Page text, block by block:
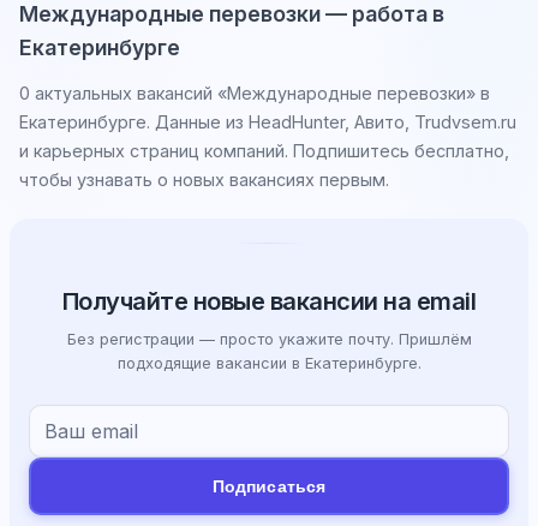
Международные перевозки — работа в
Екатеринбурге
0 актуальных вакансий «Международные перевозки» в
Екатеринбурге. Данные из HeadHunter, Авито, Trudvsem.ru
и карьерных страниц компаний. Подпишитесь бесплатно,
чтобы узнавать о новых вакансиях первым.
Получайте новые вакансии на email
Без регистрации — просто укажите почту. Пришлём
подходящие вакансии в Екатеринбурге.
Подписаться